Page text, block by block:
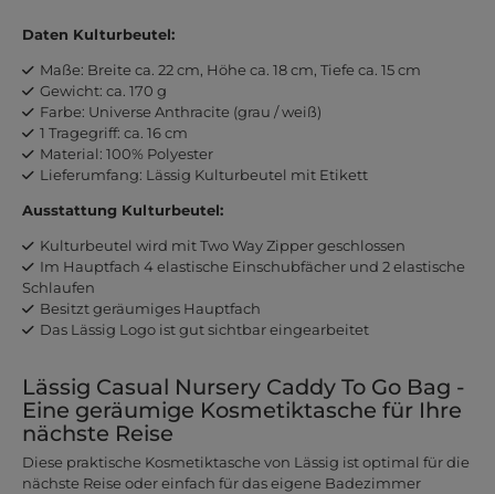
Daten Kulturbeutel:
Maße: Breite ca. 22 cm, Höhe ca. 18 cm, Tiefe ca. 15 cm
Gewicht: ca. 170 g
Farbe: Universe Anthracite (grau / weiß)
1 Tragegriff: ca. 16 cm
Material: 100% Polyester
Lieferumfang: Lässig Kulturbeutel mit Etikett
Ausstattung Kulturbeutel:
Kulturbeutel wird mit Two Way Zipper geschlossen
Im Hauptfach 4 elastische Einschubfächer und 2 elastische
Schlaufen
Besitzt geräumiges Hauptfach
Das Lässig Logo ist gut sichtbar eingearbeitet
Lässig Casual Nursery Caddy To Go Bag -
Eine geräumige Kosmetiktasche für Ihre
nächste Reise
Diese praktische Kosmetiktasche von Lässig ist optimal für die
nächste Reise oder einfach für das eigene Badezimmer